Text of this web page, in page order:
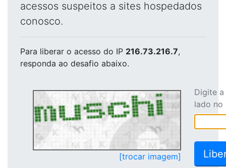
acessos suspeitos a sites hospedados
conosco.
Para liberar o acesso do IP 216.73.216.7,
responda ao desafio abaixo.
[trocar imagem]
Digite
lado no